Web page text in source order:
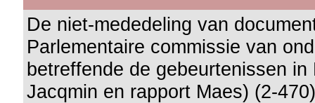
De niet-mededeling van
Parlementaire commissie van
betreffende de gebeurtenissen
Jacqmin en rapport Maes) (2-